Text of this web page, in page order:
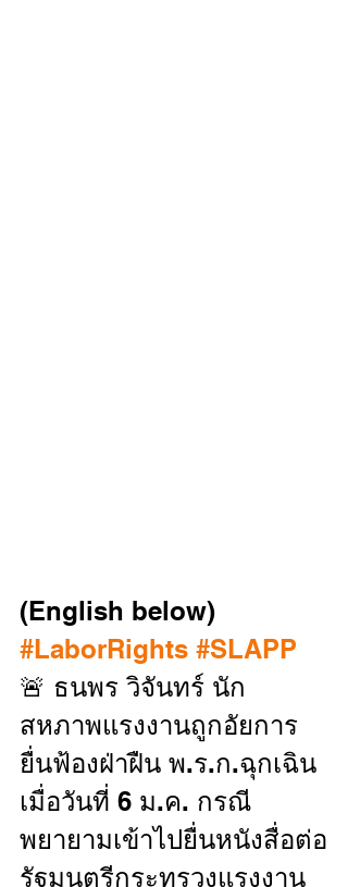
(English below)
#LaborRights #SLAPP
🚨 ธนพร วิจันทร์ นัก
สหภาพแรงงานถูกอัยการ
ยื่นฟ้องฝ่าฝืน พ.ร.ก.ฉุกเฉิน
เมื่อวันที่ 6 ม.ค. กรณี
พยายามเข้าไปยื่นหนังสื่อต่อ
รัฐมนตรีกระทรวงแรงงาน